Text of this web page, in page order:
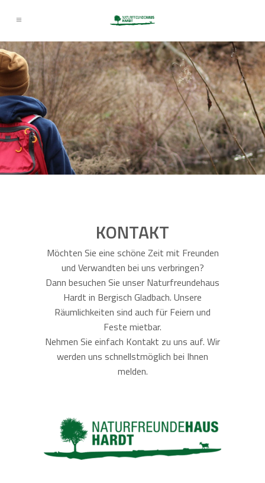
KONTAKT
Möchten Sie eine schöne Zeit mit Freunden
und Verwandten bei uns verbringen?
Dann besuchen Sie unser Naturfreundehaus
Hardt in Bergisch Gladbach. Unsere
Räumlichkeiten sind auch für Feiern und
Feste mietbar.
Nehmen Sie einfach Kontakt zu uns auf. Wir
werden uns schnellstmöglich bei Ihnen
melden.